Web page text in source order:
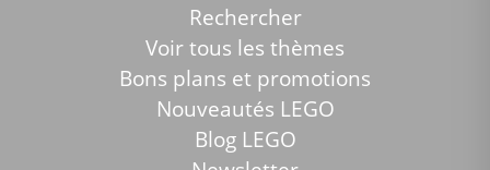
Rechercher
Voir tous les thèmes
Bons plans et promotions
Nouveautés LEGO
Blog LEGO